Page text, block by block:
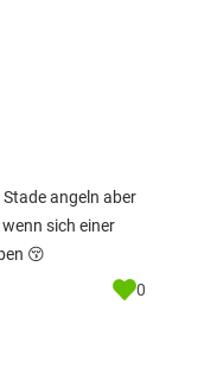
angeln aber
sich einer
😚
0